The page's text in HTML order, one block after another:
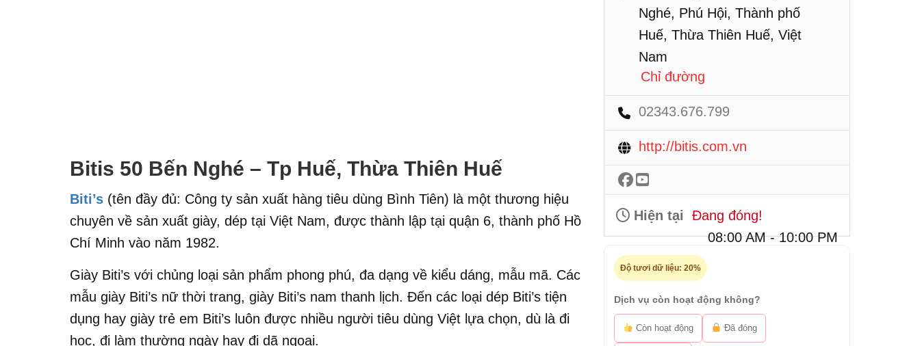
Bitis 50 Bến Nghé – Tp Huế, Thừa Thiên Huế
Biti’s (tên đầy đủ: Công ty sản xuất hàng tiêu dùng Bình Tiên) là một thương hiệu
chuyên về sản xuất giày, dép tại Việt Nam, được thành lập tại quận 6, thành phố Hồ
Chí Minh vào năm 1982.
Giày Biti’s với chủng loại sản phẩm phong phú, đa dạng về kiểu dáng, mẫu mã. Các
mẫu giày Biti’s nữ thời trang, giày Biti’s nam thanh lịch. Đến các loại dép Biti’s tiện
dụng hay giày trẻ em Biti’s luôn được nhiều người tiêu dùng Việt lựa chọn, dù là đi
học, đi làm thường ngày hay đi dã ngoại.
Nghé, Phú Hội, Thành phố
Huế, Thừa Thiên Huế, Việt
Nam
Chỉ đường
02343.676.799
http://bitis.com.vn
Hiện tại
Đang đóng!
08:00 AM - 10:00 PM
Độ tươi dữ liệu: 20%
Dịch vụ còn hoạt động không?
Còn hoạt động Đã đóng